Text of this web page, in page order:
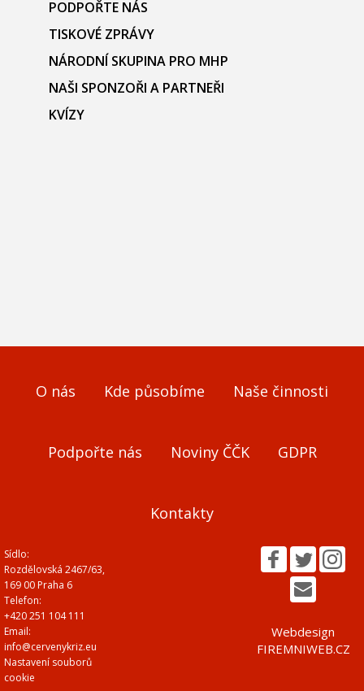
PODPOŘTE NÁS
TISKOVÉ ZPRÁVY
NÁRODNÍ SKUPINA PRO MHP
NAŠI SPONZOŘI A PARTNEŘI
KVÍZY
O nás Kde působíme Naše činnosti
Podpořte nás Noviny ČČK GDPR
Kontakty
Sídlo:
Rozdělovská 2467/63,
169 00 Praha 6
Telefon:
+420 251 104 111
Email:
info@cervenykriz.eu
Nastavení souborů
cookie
Webdesign
FIREMNIWEB.CZ